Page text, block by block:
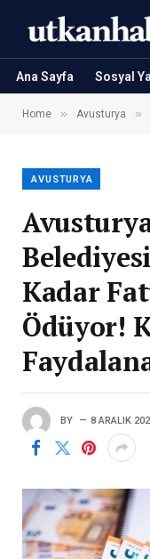
Ana Sayfa Sosyal
Home » Avusturya »
AVUSTURYA
Kadar
Ödüyor!
BY 8 ARALIK